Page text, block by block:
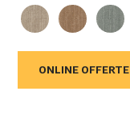
ONLINE OFFERTE